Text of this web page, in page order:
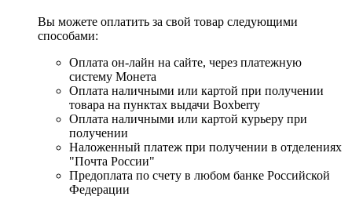
Вы можете оплатить за свой товар следующими
способами:
Оплата он-лайн на сайте, через платежную
систему Монета
Оплата наличными или картой при получении
товара на пунктах выдачи Boxberry
Оплата наличными или картой курьеру при
получении
Наложенный платеж при получении в отделениях
"Почта России"
Предоплата по счету в любом банке Российской
Федерации